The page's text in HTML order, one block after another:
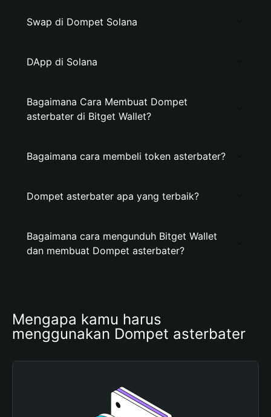
Swap di Dompet Solana
DApp di Solana
Bagaimana Cara Membuat Dompet
asterbater di Bitget Wallet?
Bagaimana cara membeli token asterbater?
Dompet asterbater apa yang terbaik?
Bagaimana cara mengunduh Bitget Wallet
dan membuat Dompet asterbater?
Mengapa kamu harus
menggunakan Dompet asterbater